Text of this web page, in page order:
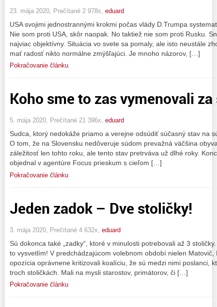
23. mája 2020, Prečítané 2 978x, eduard
USA svojimi jednostrannými krokmi počas vlády D.Trumpa
Nie som proti USA, skôr naopak. No taktiež nie som proti Rusku.
najviac objektívny. Situácia vo svete sa pomaly, ale isto neustále
mať radosť nikto normálne zmýšľajúci. Je mnoho názorov, […]
Pokračovanie článku
Koho sme to zas vymenovali
5. mája 2020, Prečítané 21 396x, eduard
Sudca, ktorý nedokáže priamo a verejne odsúdiť súčasný stav na
O tom, že na Slovensku nedôveruje súdom prevažná väčšina
záležitosť len tohto roku, ale tento stav pretrváva už dlhé roky.
objednal v agentúre Focus prieskum s cieľom […]
Pokračovanie článku
Jeden zadok – Dve stoličky!
3. mája 2020, Prečítané 4 632x, eduard
Sú dokonca také „zadky“, ktoré v minulosti potrebovali až 3
to vysvetlím! V predchádzajúcom volebnom období nielen Matovič,
opozícia oprávnene kritizovali koalíciu, že sú medzi nimi poslanci,
troch stoličkách. Mali na mysli starostov, primátorov, či […]
Pokračovanie článku